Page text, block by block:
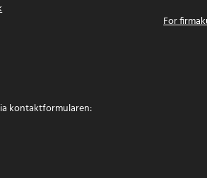
kontaktformularen:
For